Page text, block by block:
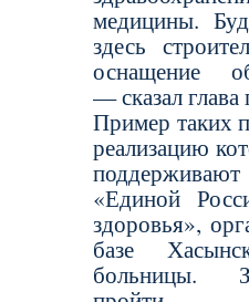
медицины.
здесь
оснащение
— сказал глава
Пример таких
реализацию
«Единой
здоровья»,
базе
больницы.